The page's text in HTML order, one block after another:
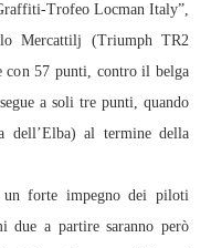
Trofeo Locman Italy”,
Mercattilj (Triumph TR2
con 57 punti, contro il belga
a soli tre punti, quando
dell’Elba) al termine della
un forte impegno dei piloti
a partire saranno però